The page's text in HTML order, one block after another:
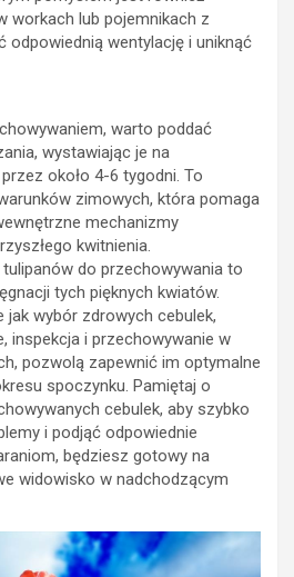
workach lub pojemnikach z
odpowiednią wentylację i uniknąć
warto poddać
wystawiając je na
około 4-6 tygodni. To
zimowych, która pomaga
mechanizmy
kwitnienia.
do przechowywania to
tych pięknych kwiatów.
jak wybór zdrowych cebulek,
inspekcja i przechowywanie w
pozwolą zapewnić im optymalne
spoczynku. Pamiętaj o
cebulek, aby szybko
i podjąć odpowiednie
będziesz gotowy na
widowisko w nadchodzącym